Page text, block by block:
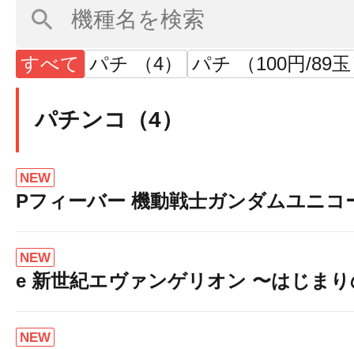
すべて パチ （4） パチ （100円/89
パチンコ（4）
NEW
Pフィーバー 機動戦士ガンダムユニコ
NEW
e 新世紀エヴァンゲリオン 〜はじま
NEW